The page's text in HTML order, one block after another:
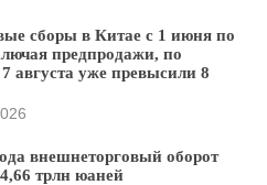
сборы в Китае с 1 июня по
предпродажи, по
августа уже превысили 8
внешнеторговый оборот
трлн юаней